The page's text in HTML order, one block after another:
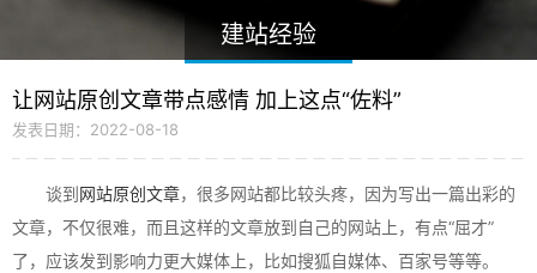
建站经验
让网站原创文章带点感情 加上这点“佐料”
发表日期：2022-08-18
谈到网站原创文章，很多网站都比较头疼，因为写出一篇出彩的
文章，不仅很难，而且这样的文章放到自己的网站上，有点“屈才”
了，应该发到影响力更大媒体上，比如搜狐自媒体、百家号等等。